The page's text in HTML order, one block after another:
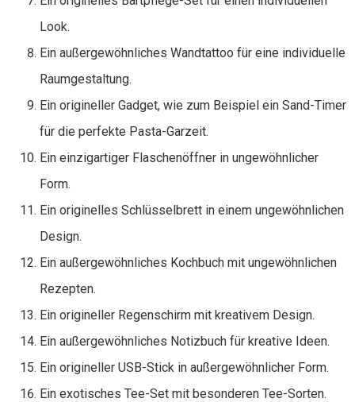
Look.
Ein außergewöhnliches Wandtattoo für eine individuelle
Raumgestaltung.
Ein origineller Gadget, wie zum Beispiel ein Sand-Timer
für die perfekte Pasta-Garzeit.
Ein einzigartiger Flaschenöffner in ungewöhnlicher
Form.
Ein originelles Schlüsselbrett in einem ungewöhnlichen
Design.
Ein außergewöhnliches Kochbuch mit ungewöhnlichen
Rezepten.
Ein origineller Regenschirm mit kreativem Design.
Ein außergewöhnliches Notizbuch für kreative Ideen.
Ein origineller USB-Stick in außergewöhnlicher Form.
Ein exotisches Tee-Set mit besonderen Tee-Sorten.